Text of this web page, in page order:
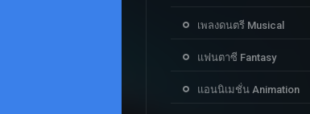
เพลงดนตรี Musical
แฟนตาซี Fantasy
แอนนิเมชั่น Animation